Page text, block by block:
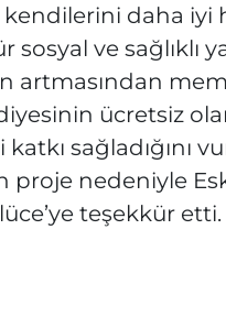
kendilerini daha
sosyal ve sağlıklı
artmasından
ücretsiz
katkı sağladığını
proje nedeniyle
teşekkür etti.